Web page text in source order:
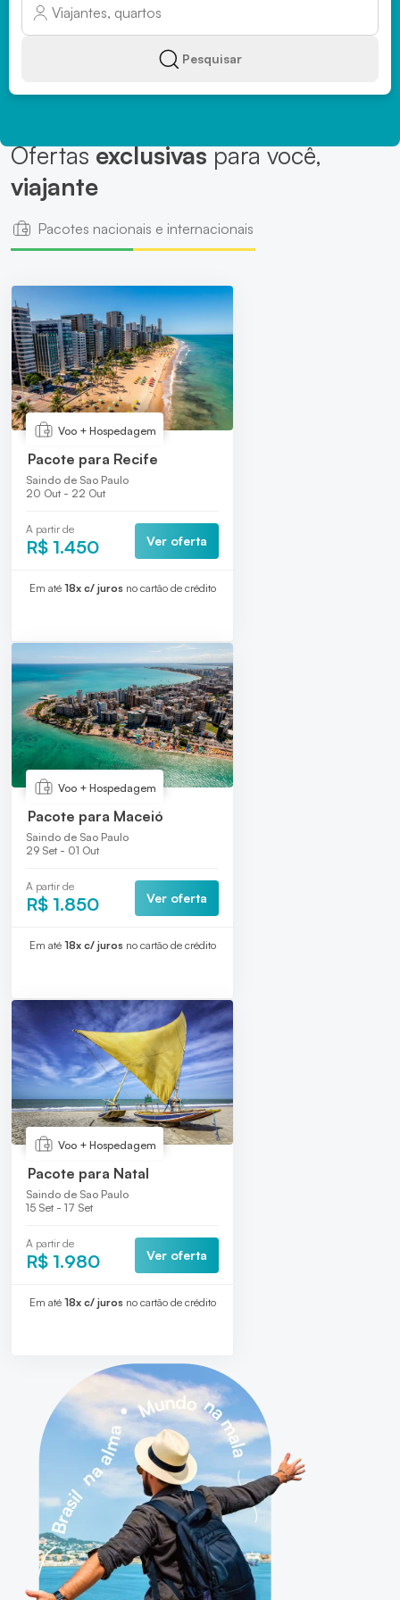
Pesquisar
Ofertasexclusivaspara você,
viajante
Pacotes nacionais e internacionais
Voo + Hospedagem
Pacote para Recife
Saindo de Sao Paulo
20 Out - 22 Out
A partir de
R$ 1.450 Ver oferta
Em até 18x c/ juros no cartão de crédito
Voo + Hospedagem
Pacote para Maceió
Saindo de Sao Paulo
29 Set - 01 Out
A partir de
R$ 1.850 Ver oferta
Em até 18x c/ juros no cartão de crédito
Voo + Hospedagem
Pacote para Natal
Saindo de Sao Paulo
15 Set - 17 Set
A partir de
R$ 1.980 Ver oferta
Em até 18x c/ juros no cartão de crédito